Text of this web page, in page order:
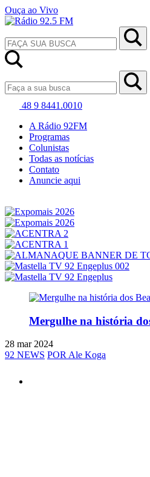
Ouça ao Vivo
48 9 8441.0010
A Rádio 92FM
Programas
Colunistas
Todas as notícias
Contato
Anuncie aqui
Mergulhe na história
28 mar 2024
92 NEWS POR Ale Koga